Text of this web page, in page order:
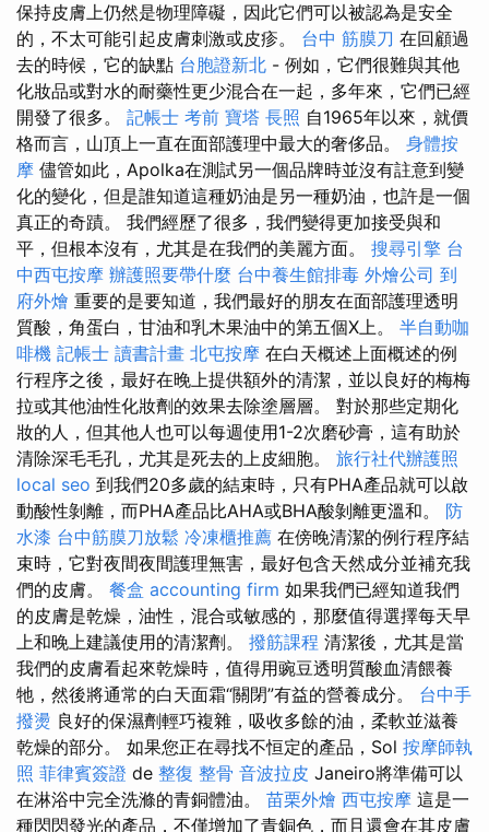
保持皮膚上仍然是物理障礙，因此它們可以被認為是安全
的，不太可能引起皮膚刺激或皮疹。 台中 筋膜刀 在回顧過
去的時候，它的缺點 台胞證新北 - 例如，它們很難與其他
化妝品或對水的耐藥性更少混合在一起，多年來，它們已經
開發了很多。 記帳士 考前 寶塔 長照 自1965年以來，就價
格而言，山頂上一直在面部護理中最大的奢侈品。 身體按
摩 儘管如此，Apolka在測試另一個品牌時並沒有註意到變
化的變化，但是誰知道這種奶油是另一種奶油，也許是一個
真正的奇蹟。 我們經歷了很多，我們變得更加接受與和
平，但根本沒有，尤其是在我們的美麗方面。 搜尋引擎 台
中西屯按摩 辦護照要帶什麼 台中養生館排毒 外燴公司 到
府外燴 重要的是要知道，我們最好的朋友在面部護理透明
質酸，角蛋白，甘油和乳木果油中的第五個X上。 半自動咖
啡機 記帳士 讀書計畫 北屯按摩 在白天概述上面概述的例
行程序之後，最好在晚上提供額外的清潔，並以良好的梅梅
拉或其他油性化妝劑的效果去除塗層層。 對於那些定期化
妝的人，但其他人也可以每週使用1-2次磨砂膏，這有助於
清除深毛毛孔，尤其是死去的上皮細胞。 旅行社代辦護照
local seo 到我們20多歲的結束時，只有PHA產品就可以啟
動酸性剝離，而PHA產品比AHA或BHA酸剝離更溫和。 防
水漆 台中筋膜刀放鬆 冷凍櫃推薦 在傍晚清潔的例行程序結
束時，它對夜間夜間護理無害，最好包含天然成分並補充我
們的皮膚。 餐盒 accounting firm 如果我們已經知道我們
的皮膚是乾燥，油性，混合或敏感的，那麼值得選擇每天早
上和晚上建議使用的清潔劑。 撥筋課程 清潔後，尤其是當
我們的皮膚看起來乾燥時，值得用豌豆透明質酸血清餵養
牠，然後將通常的白天面霜“關閉”有益的營養成分。 台中手
撥燙 良好的保濕劑輕巧複雜，吸收多餘的油，柔軟並滋養
乾燥的部分。 如果您正在尋找不恒定的產品，Sol 按摩師執
照 菲律賓簽證 de 整復 整骨 音波拉皮 Janeiro將準備可以
在淋浴中完全洗滌的青銅體油。 苗栗外燴 西屯按摩 這是一
種閃閃發光的產品，不僅增加了青銅色，而且還會在其皮膚